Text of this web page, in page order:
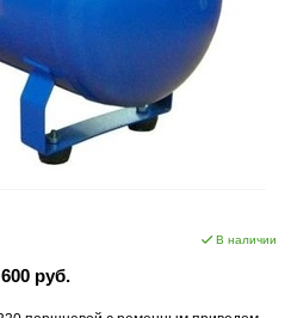
В наличии
руб.